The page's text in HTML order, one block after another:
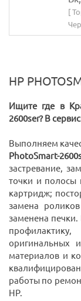
[
HP
Ищите где в
2600ser? В
Выполняем
PhotoSmart-
застревание,
точки и полосы
картридж;
замена
заменена
оригинальных
материалов и
работы по
HP.